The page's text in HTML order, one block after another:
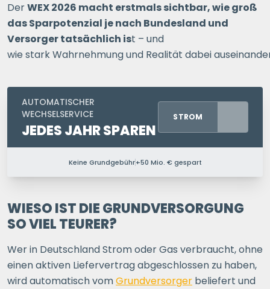
DerWEX 2026 macht erstmals sichtbar, wie groß
das Sparpotenzial je nach Bundesland und
Versorger tatsächlich ist – und
wie stark Wahrnehmung und Realität dabei
AUTOMATISCHER
WECHSELSERVICE
JEDES JAHR SPAREN
STROM
PERSONEN IM HAUSHALT
Ihre Postleitzahl
ERSPARNIS BERECHNEN
Keine Grundgebühr+50 Mio. € gespart
WIESO IST DIE GRUNDVERSORGUNG
SO VIEL TEURER?
Wer in Deutschland Strom oder Gas verbraucht, ohne
einen aktiven Liefervertrag abgeschlossen zu haben,
wird automatisch vomGrundversorger beliefert und